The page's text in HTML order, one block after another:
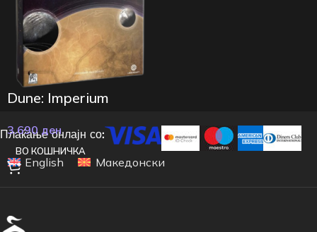
Dune: Imperium
3.690 ден
ВО КОШНИЧКА
Плаќање онлајн со:
English
Македонски